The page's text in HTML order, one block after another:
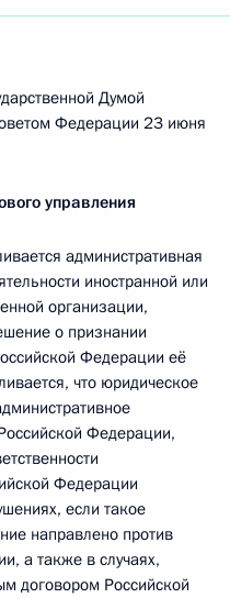
Думой
Федерации 23 июня
управления
административная
иностранной или
организации,
о признании
Федерации её
что юридическое
Федерации,
Федерации
если такое
направлено против
а также в случаях,
договором Российской